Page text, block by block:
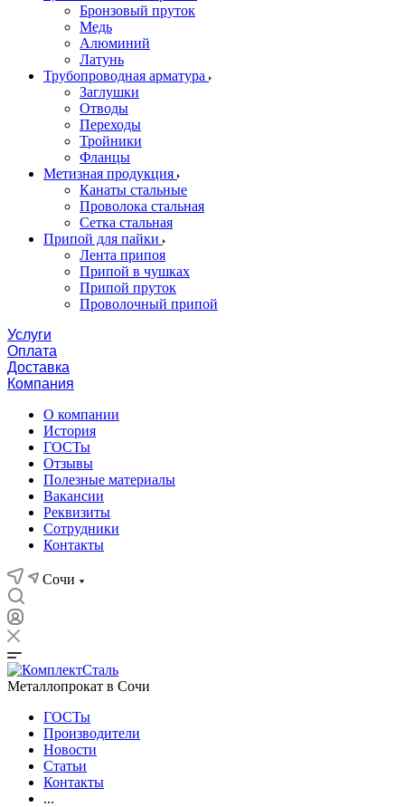
Бронзовый пруток
Медь
Алюминий
Латунь
Трубопроводная арматура
Заглушки
Отводы
Переходы
Тройники
Фланцы
Метизная продукция
Канаты стальные
Проволока стальная
Сетка стальная
Припой для пайки
Лента припоя
Припой в чушках
Припой пруток
Проволочный припой
Услуги
Оплата
Доставка
Компания
О компании
История
ГОСТы
Отзывы
Полезные материалы
Вакансии
Реквизиты
Сотрудники
Контакты
Сочи
Металлопрокат в Сочи
ГОСТы
Производители
Новости
Статьи
Контакты
...